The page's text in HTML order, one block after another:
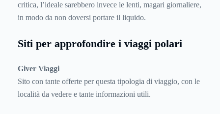
critica, l’ideale sarebbero invece le lenti, magari giornaliere,
in modo da non doversi portare il liquido.
Siti per approfondire i viaggi polari
Giver Viaggi
Sito con tante offerte per questa tipologia di viaggio, con le
località da vedere e tante informazioni utili.